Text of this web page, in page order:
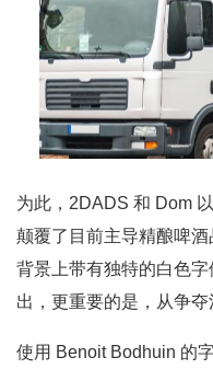
为此，2DADS 和 Dom
颠覆了目前主导精酿啤
背景上带有独特的白色
出，更重要的是，从争夺
使用 Benoit Bodhuin 的